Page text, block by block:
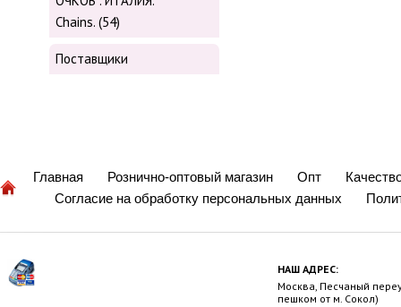
Chains. (54)
Поставщики
Главная Рознично-оптовый магазин Опт
Согласие на обработку персональных данных
НАШ АДРЕС:
Москва, Песчаный
пешком от м. Сокол)